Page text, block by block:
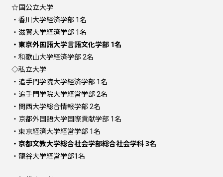
☆国公立大学
・香川大学経済学部 1名
・滋賀大学経済学部 1名
・東京外国語大学言語文化学部 1名
・和歌山大学経済学部 2名
◇私立大学
・追手門学院大学経済学部 1名
・追手門学院大学経営学部 2名
・関西大学総合情報学部 2名
・京都外国語大学国際貢献学部 1名
・東京経済大学経営学部 1名
・京都文教大学総合社会学部総合社会学科 3名
・龍谷大学経営学部1名